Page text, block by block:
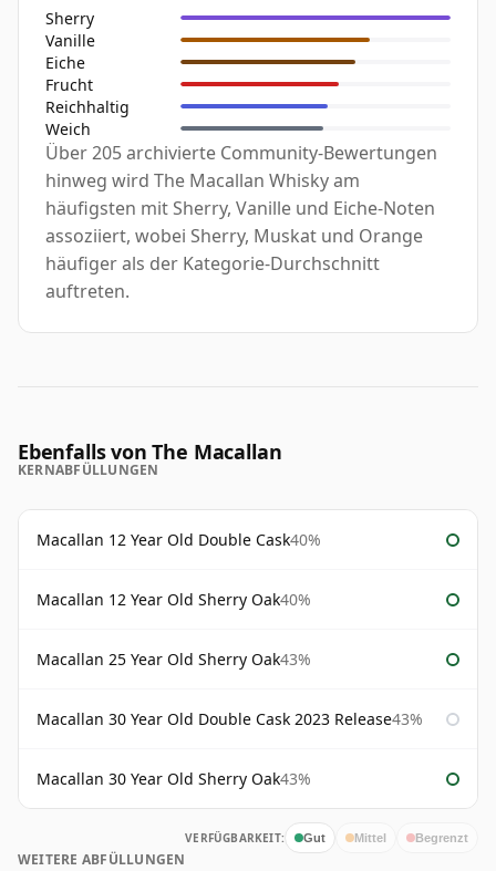
Sherry
Vanille
Eiche
Frucht
Reichhaltig
Weich
Über 205 archivierte Community-Bewertungen
hinweg wird The Macallan Whisky am
häufigsten mit Sherry, Vanille und Eiche-Noten
assoziiert, wobei Sherry, Muskat und Orange
häufiger als der Kategorie-Durchschnitt
auftreten.
Ebenfalls von The Macallan
KERNABFÜLLUNGEN
Macallan 12 Year Old Double Cask40%
Macallan 12 Year Old Sherry Oak40%
Macallan 25 Year Old Sherry Oak43%
Macallan 30 Year Old Double Cask 2023 Release43%
Macallan 30 Year Old Sherry Oak43%
VERFÜGBARKEIT: Gut Mittel Begrenzt
WEITERE ABFÜLLUNGEN